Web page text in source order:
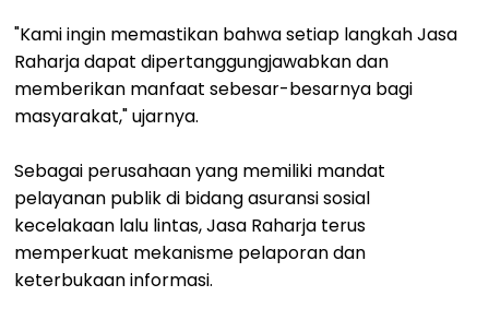
"Kami ingin memastikan bahwa setiap langkah Jasa
Raharja dapat dipertanggungjawabkan dan
memberikan manfaat sebesar-besarnya bagi
masyarakat," ujarnya.
Sebagai perusahaan yang memiliki mandat
pelayanan publik di bidang asuransi sosial
kecelakaan lalu lintas, Jasa Raharja terus
memperkuat mekanisme pelaporan dan
keterbukaan informasi.